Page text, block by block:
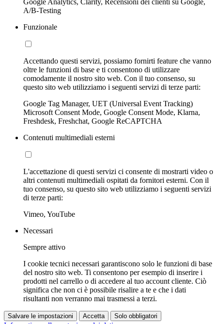
A/B-Testing
Funzionale
Accettando questi servizi, possiamo fornirti feature che vanno
oltre le funzioni di base e ti consentono di utilizzare
comodamente il nostro sito web. Con il tuo consenso, su
questo sito web utilizziamo i seguenti servizi di terze parti:
Google Tag Manager, UET (Universal Event Tracking)
Microsoft Consent Mode, Google Consent Mode, Klarna,
Freshdesk, Freshchat, Google ReCAPTCHA
Contenuti multimediali esterni
L'accettazione di questi servizi ci consente di mostrarti video o
altri contenuti multimediali ospitati da fornitori esterni. Con il
tuo consenso, su questo sito web utilizziamo i seguenti servizi
di terze parti:
Vimeo, YouTube
Necessari
Sempre attivo
I cookie tecnici necessari garantiscono solo le funzioni di base
del nostro sito web. Ti consentono per esempio di inserire i
prodotti nel carrello o di accedere al tuo account cliente. Ciò
significa che non ci è possibile risalire a te e che i dati
risultanti non verranno mai trasmessi a terzi.
Salvare le impostazioni Accetta Solo obbligatori